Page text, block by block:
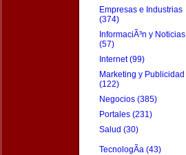
Empresas e Industrias
(374)
InformaciÃ³n y Noticias
(57)
Internet (99)
Marketing y Publicidad
(122)
Negocios (385)
Portales (231)
Salud (30)
TecnologÃ­a (43)